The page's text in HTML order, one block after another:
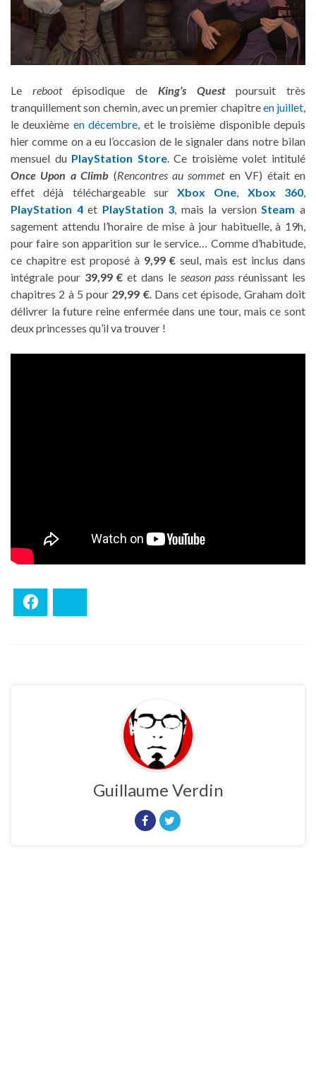
Le rebootépisodique de King’s Questpoursuit très
tranquillement son chemin, avec un premier chapitreen juillet,
le deuxième en décembre, et le troisième disponible depuis
hier comme on a eu l’occasion de le signaler dans notre bilan
mensuel du PlayStation Store. Ce troisième volet intitulé
Once Upon a Climb (Rencontres au sommeten VF) était en
effet déjà téléchargeable surXbox One, Xbox 360,
PlayStation 4et PlayStation 3, mais la versionSteam a
sagement attendu l’horaire de mise à jour habituelle, à 19h,
pour faire son apparition sur le service… Comme d’habitude,
ce chapitre est proposé à 9,99 € seul, mais est inclus dans
intégrale pour 39,99 € et dans le season pass réunissant les
chapitres 2 à 5 pour 29,99 €. Dans cet épisode, Graham doit
délivrer la future reine enfermée dans une tour, mais ce sont
deux princesses qu’il va trouver !
Guillaume Verdin